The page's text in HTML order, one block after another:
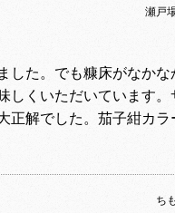
瀬戸
した。でも糠床がなか
くいただいています。
解でした。茄子紺カラ
ち